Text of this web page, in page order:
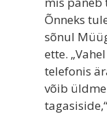
Õnneks
sõnul
ette.
telefonis
võib